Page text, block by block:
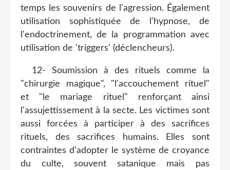
temps les souvenirs de l'agression. Également
utilisation sophistiquée de l'hypnose, de
l'endoctrinement, de la programmation avec
utilisation de 'triggers' (déclencheurs).
12- Soumission à des rituels comme la
"chirurgie magique", "l'accouchement rituel"
et "le mariage rituel" renforçant ainsi
l'assujettissement à la secte. Les victimes sont
aussi forcées à participer à des sacrifices
rituels, des sacrifices humains. Elles sont
contraintes d'adopter le système de croyance
du culte, souvent satanique mais pas